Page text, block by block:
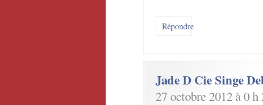
Répondre
Jade D Cie Singe
27 octobre 2012 à 0